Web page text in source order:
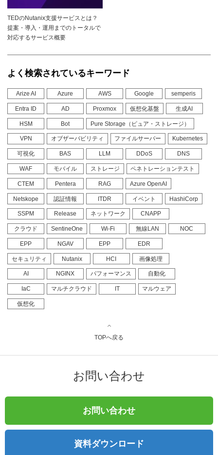
TEDのNutanix支援サービスとは？
提案・導入・運用までのトータルで
対応するサービス概要
よく検索されているキーワード
Arize AI Azure AWS Google semperis
Entra ID AD Proxmox 仮想化基盤 生成AI
HSM Bot Pure Storage（ピュア・ストレージ）
VPN オブザーバビリティ ファイルサーバー Kubernetes
可視化 BAS LLM DDoS DNS
WAF モバイル ストレージ ペネトレーションテスト
CTEM Pentera RAG Azure OpenAI
Netskope 認証情報 ITDR イベント HashiCorp
SSPM Release ネットワーク CNAPP
クラウド SentineOne Wi-Fi 無線LAN NOC
EPP NGAV EPP EDR
セキュリティ Nutanix HCI 画像処理
AI NGINX パフォーマンス 自動化
IaC マルチクラウド IT マルウェア
仮想化
TOPへ戻る
お問い合わせ
お問い合わせ
資料ダウンロード